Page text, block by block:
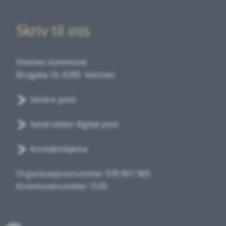
Skriv til oss
Vestnes kommune
Brugata 10, 6390 Vestnes
Send e-post
Send sikker digital post
Kontaktskjema
Organisasjonsnummer 939 901 965
Kommunenummer 1535